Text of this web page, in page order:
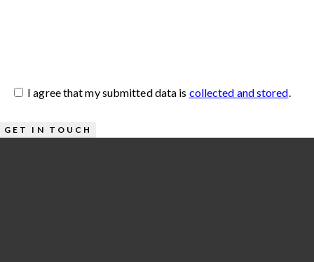
I agree that my submitted data is collected and stored.